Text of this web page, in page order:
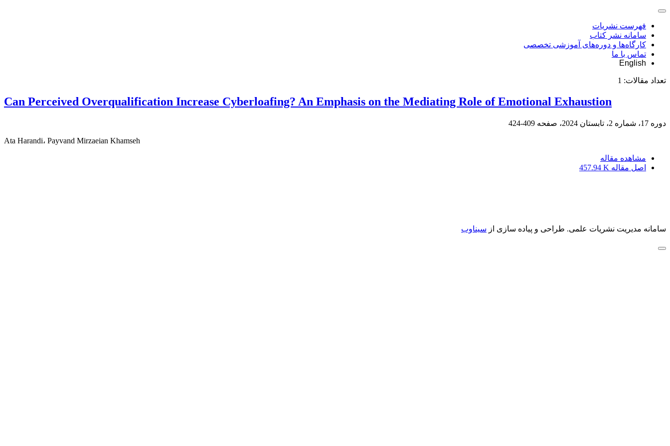
فهرست نشریات
سامانه نشر کتاب
کارگاه‌ها و دوره‌های آموزشی تخصصی
تماس با ما
English
تعداد مقالات: 1
Can Perceived Overqualification Increase Cyberloafing? An Emphasis on the Mediating Role of Emotional Exhaustion
دوره 17، شماره 2، تابستان 2024، صفحه 409-424
Ata Harandi، Payvand Mirzaeian Khamseh
مشاهده مقاله
اصل مقاله 457.94 K
سامانه مدیریت نشریات علمی. طراحی و پیاده سازی از سیناوب